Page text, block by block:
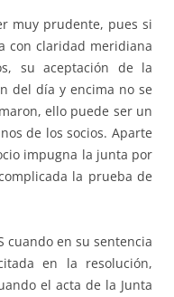
muy prudente, pues si
con claridad meridiana
su aceptación de la
del día y encima no se
ello puede ser un
de los socios. Aparte
impugna la junta por
la prueba de
cuando en su sentencia
en la resolución,
el acta de la Junta